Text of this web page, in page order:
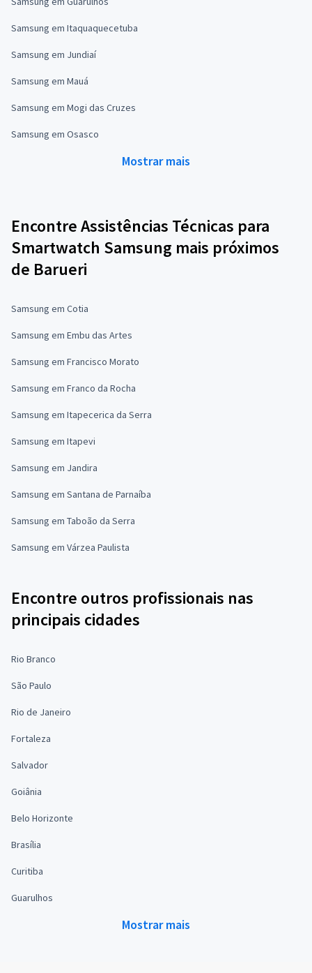
Samsung em Itaquaquecetuba
Samsung em Jundiaí
Samsung em Mauá
Samsung em Mogi das Cruzes
Samsung em Osasco
Mostrar mais
Encontre Assistências Técnicas para
Smartwatch Samsung mais próximos
de Barueri
Samsung em Cotia
Samsung em Embu das Artes
Samsung em Francisco Morato
Samsung em Franco da Rocha
Samsung em Itapecerica da Serra
Samsung em Itapevi
Samsung em Jandira
Samsung em Santana de Parnaíba
Samsung em Taboão da Serra
Samsung em Várzea Paulista
Encontre outros profissionais nas
principais cidades
Rio Branco
São Paulo
Rio de Janeiro
Fortaleza
Salvador
Goiânia
Belo Horizonte
Brasília
Curitiba
Guarulhos
Mostrar mais